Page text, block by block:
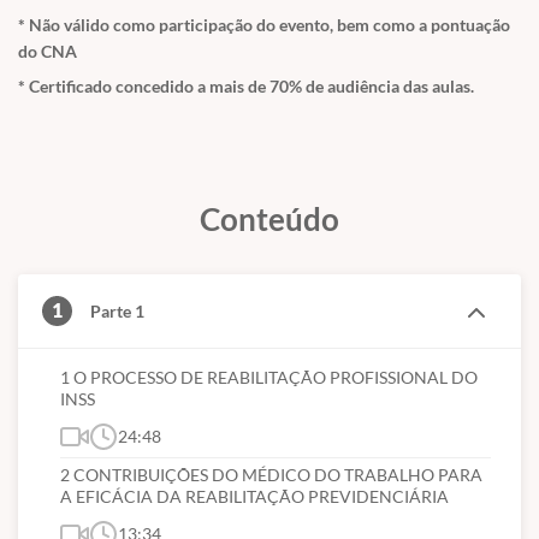
* Não válido como participação do evento, bem como a pontuação
do CNA
* Certificado concedido a mais de 70% de audiência das aulas.
Conteúdo
1 Parte 1
1 O PROCESSO DE REABILITAÇÃO PROFISSIONAL DO
INSS
24:48
2 CONTRIBUIÇÕES DO MÉDICO DO TRABALHO PARA
A EFICÁCIA DA REABILITAÇÃO PREVIDENCIÁRIA
13:34